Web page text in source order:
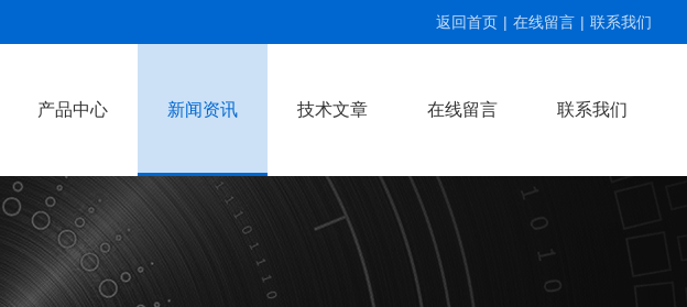
返回首页 | 在线留言 | 联系我们
产品中心 新闻资讯 技术文章 在线留言 联系我们